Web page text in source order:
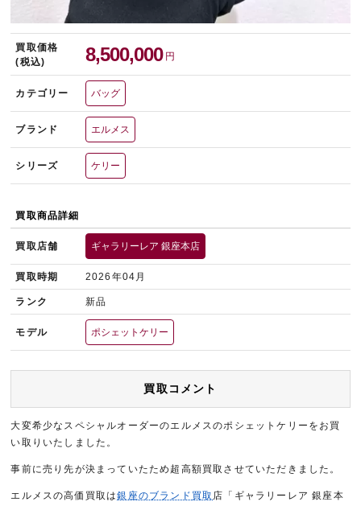
買取価格
(税込)
8,500,000 円
カテゴリー バッグ
ブランド エルメス
シリーズ ケリー
買取商品詳細
買取店舗 ギャラリーレア 銀座本店
買取時期 2026年04月
ランク 新品
モデル ポシェットケリー
買取コメント
大変希少なスペシャルオーダーのエルメスのポシェットケリーをお買
い取りいたしました。
事前に売り先が決まっていたため超高額買取させていただきました。
エルメスの高価買取は銀座のブランド買取 店「ギャラリーレア 銀座本